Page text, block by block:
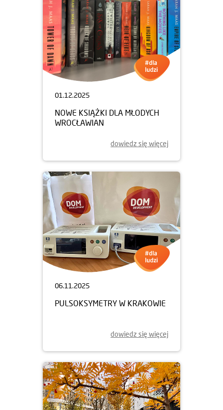
01.12.2025
NOWE KSIĄŻKI DLA MŁODYCH
WROCŁAWIAN
dowiedz się więcej
06.11.2025
PULSOKSYMETRY W KRAKOWIE
dowiedz się więcej